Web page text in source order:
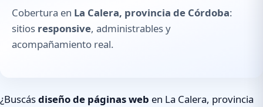
Cobertura en La Calera, provincia de Córdoba:
sitios responsive, administrables y
acompañamiento real.
¿Buscásdiseño de páginas web en La Calera, provincia